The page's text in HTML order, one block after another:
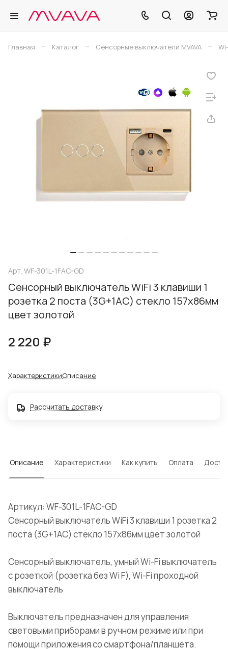
Главная – Каталог – Сенсорные выключатели MVAVA –
Арт. WF-301L-1FAC-GD
Сенсорный выключатель WiFi 3 клавиши 1
розетка 2 поста (3G+1AС) стекло 157х86мм
цвет золотой
2 220 ₽
ХарактеристикиОписание
Рассчитать доставку
Описание Характеристики Как купить Оплата
Артикул: WF-301L-1FAC-GD
Сенсорный выключатель WiFi 3 клавиши 1 розетка 2
поста (3G+1AС) стекло 157х86мм цвет золотой
Сенсорный выключатель, умный Wi-Fi выключатель
с розеткой (розетка без Wi F), Wi-Fi проходной
выключатель
Выключатель предназначен для управления
световыми приборами в ручном режиме или при
помощи приложения со смартфона/планшета.